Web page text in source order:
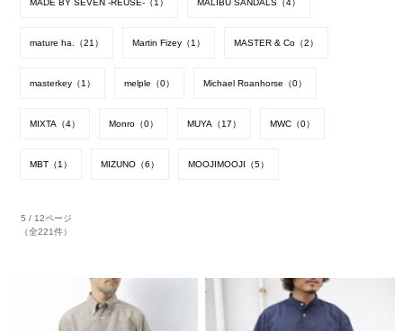
MADE BY SEVEN -REUSE-（1） MALIBU SANDALS（4）
mature ha.（21） Martin Fizey（1） MASTER & Co（2）
masterkey（1） melple（0） Michael Roanhorse（0）
MIXTA（4） Monro（0） MUYA（17） MWC（0）
MBT（1） MIZUNO（6） MOOJIMOOJI（5）
5 / 12ページ
（全221件）